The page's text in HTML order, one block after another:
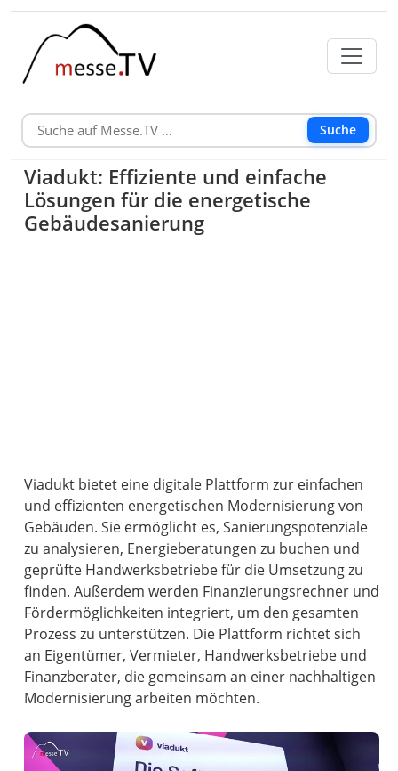
Suche
Viadukt: Effiziente und einfache
Lösungen für die energetische
Gebäudesanierung
Viadukt bietet eine digitale Plattform zur einfachen
und effizienten energetischen Modernisierung von
Gebäuden. Sie ermöglicht es, Sanierungspotenziale
zu analysieren, Energieberatungen zu buchen und
geprüfte Handwerksbetriebe für die Umsetzung zu
finden. Außerdem werden Finanzierungsrechner und
Fördermöglichkeiten integriert, um den gesamten
Prozess zu unterstützen. Die Plattform richtet sich
an Eigentümer, Vermieter, Handwerksbetriebe und
Finanzberater, die gemeinsam an einer nachhaltigen
Modernisierung arbeiten möchten.